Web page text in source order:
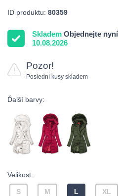
ID produktu: 80359
Skladem Objednejte
10.08.2026
Pozor!
Poslední kusy skladem
Ďalší barvy:
Velikost:
S M L XL